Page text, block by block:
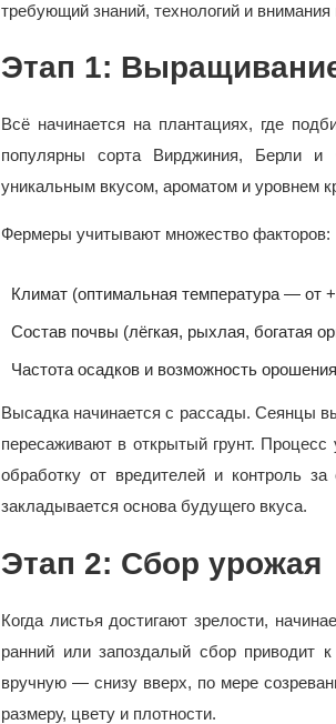
требующий знаний, технологий и
Этап 1:
Всё начинается на плантациях, где
популярны сорта Вирджиния, Берли и
уникальным вкусом, ароматом и уровнем
Фермеры учитывают множество факторов:
Климат (оптимальная температура — от
Состав почвы (лёгкая, рыхлая, богатая
Частота осадков и возможность орошения
Высадка начинается с рассады. Сеянцы
пересаживают в открытый грунт.
обработку от вредителей и контроль
закладывается основа будущего вкуса.
Этап 2: Сбор урожая
Когда листья достигают зрелости,
ранний или запоздалый сбор приводит
вручную — снизу вверх, по мере
размеру, цвету и плотности.